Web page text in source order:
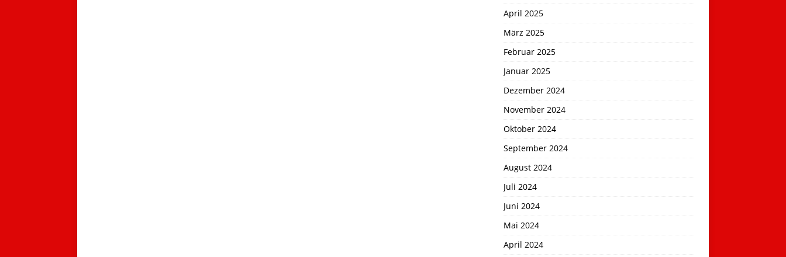
April 2025
März 2025
Februar 2025
Januar 2025
Dezember 2024
November 2024
Oktober 2024
September 2024
August 2024
Juli 2024
Juni 2024
Mai 2024
April 2024